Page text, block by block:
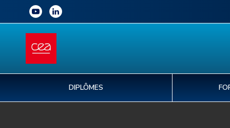
DIPLÔMES